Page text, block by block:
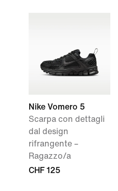
Nike Vomero 5
Scarpa con dettagli
dal design
rifrangente –
Ragazzo/a
CHF 125